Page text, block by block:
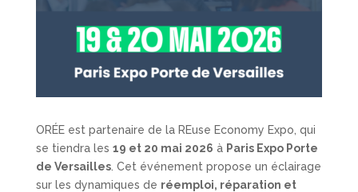
ORÉE est partenaire de la REuse Economy Expo, qui
se tiendra les 19 et 20 mai 2026 à Paris Expo Porte
de Versailles. Cet événement propose un éclairage
sur les dynamiques de réemploi, réparation et